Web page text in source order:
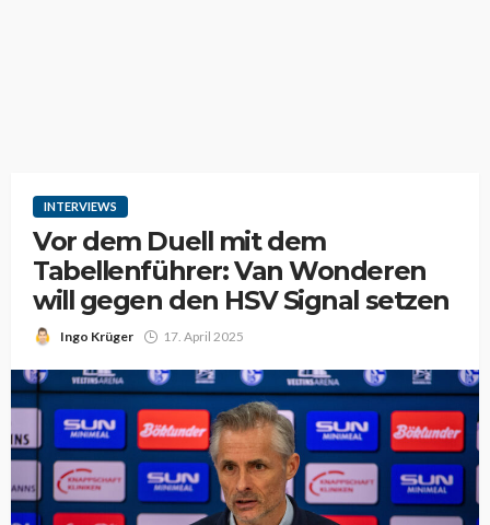
INTERVIEWS
Vor dem Duell mit dem
Tabellenführer: Van Wonderen
will gegen den HSV Signal setzen
Ingo Krüger 17. April 2025